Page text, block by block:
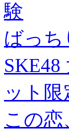
験
ばっち
ット限
この